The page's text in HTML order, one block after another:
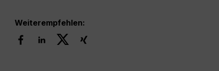
Weiterempfehlen: